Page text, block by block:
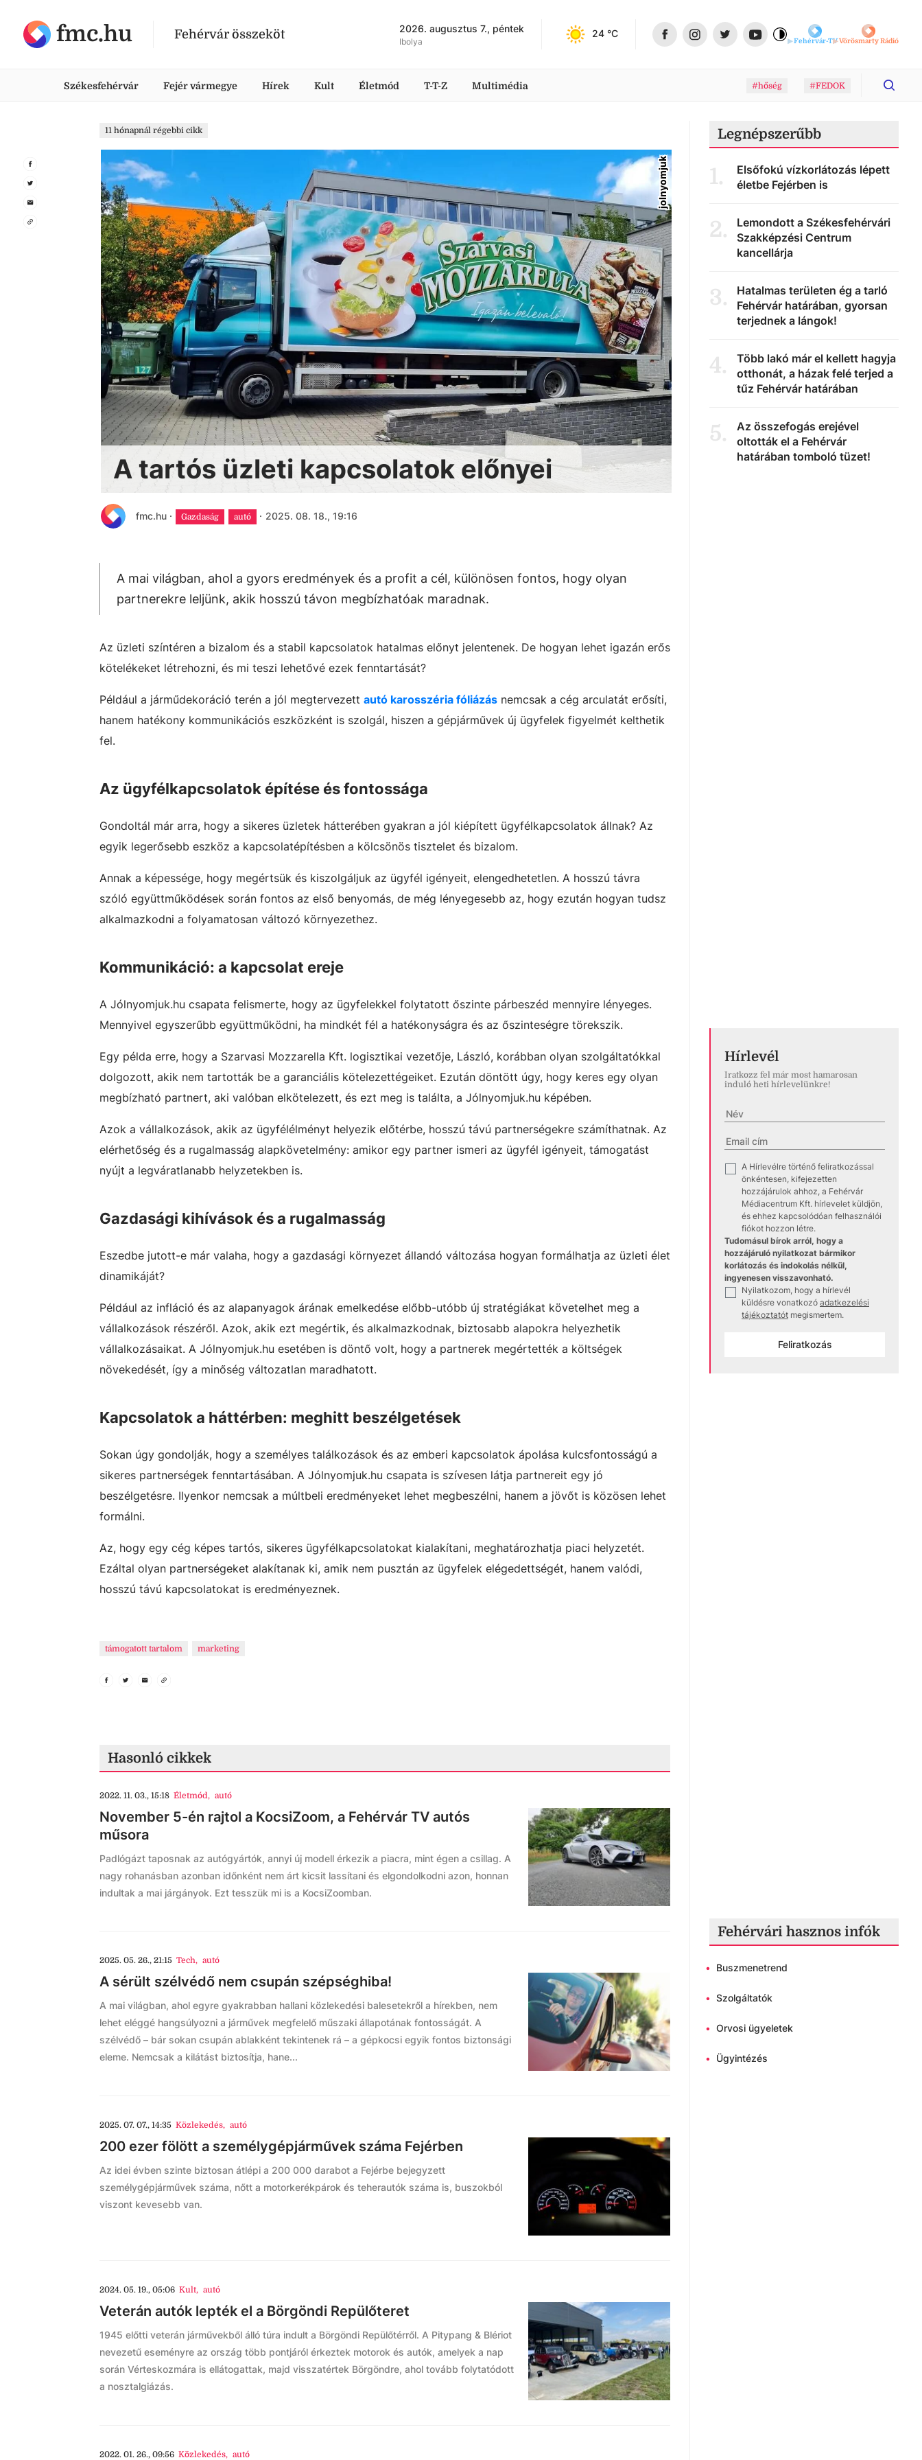
fmc.hu Fehérvár összeköt 2026. augusztus 7., péntek
Ibolya
24 °C
Fehérvár-TVVörösmarty Rádió
Székesfehérvár Fejér vármegye Hírek Kult Életmód T-T-Z Multimédia #hőség #FEDOK
11 hónapnál régebbi cikk
jolnyomjuk
A tartós üzleti kapcsolatok előnyei
fmc.hu · Gazdaság autó · 2025. 08. 18., 19:16
A mai világban, ahol a gyors eredmények és a profit a cél, különösen fontos, hogy olyan
partnerekre leljünk, akik hosszú távon megbízhatóak maradnak.
Az üzleti színtéren a bizalom és a stabil kapcsolatok hatalmas előnyt jelentenek. De hogyan lehet igazán erős
kötelékeket létrehozni, és mi teszi lehetővé ezek fenntartását?
Például a járműdekoráció terén a jól megtervezett autó karosszéria fóliázás nemcsak a cég arculatát erősíti,
hanem hatékony kommunikációs eszközként is szolgál, hiszen a gépjárművek új ügyfelek figyelmét kelthetik
fel.
Az ügyfélkapcsolatok építése és fontossága
Gondoltál már arra, hogy a sikeres üzletek hátterében gyakran a jól kiépített ügyfélkapcsolatok állnak? Az
egyik legerősebb eszköz a kapcsolatépítésben a kölcsönös tisztelet és bizalom.
Annak a képessége, hogy megértsük és kiszolgáljuk az ügyfél igényeit, elengedhetetlen. A hosszú távra
szóló együttműködések során fontos az első benyomás, de még lényegesebb az, hogy ezután hogyan tudsz
alkalmazkodni a folyamatosan változó környezethez.
Kommunikáció: a kapcsolat ereje
A Jólnyomjuk.hu csapata felismerte, hogy az ügyfelekkel folytatott őszinte párbeszéd mennyire lényeges.
Mennyivel egyszerűbb együttműködni, ha mindkét fél a hatékonyságra és az őszinteségre törekszik.
Egy példa erre, hogy a Szarvasi Mozzarella Kft. logisztikai vezetője, László, korábban olyan szolgáltatókkal
dolgozott, akik nem tartották be a garanciális kötelezettégeiket. Ezután döntött úgy, hogy keres egy olyan
megbízható partnert, aki valóban elkötelezett, és ezt meg is találta, a Jólnyomjuk.hu képében.
Azok a vállalkozások, akik az ügyfélélményt helyezik előtérbe, hosszú távú partnerségekre számíthatnak. Az
elérhetőség és a rugalmasság alapkövetelmény: amikor egy partner ismeri az ügyfél igényeit, támogatást
nyújt a legváratlanabb helyzetekben is.
Gazdasági kihívások és a rugalmasság
Eszedbe jutott-e már valaha, hogy a gazdasági környezet állandó változása hogyan formálhatja az üzleti élet
dinamikáját?
Például az infláció és az alapanyagok árának emelkedése előbb-utóbb új stratégiákat követelhet meg a
vállalkozások részéről. Azok, akik ezt megértik, és alkalmazkodnak, biztosabb alapokra helyezhetik
vállalkozásaikat. A Jólnyomjuk.hu esetében is döntő volt, hogy a partnerek megértették a költségek
növekedését, így a minőség változatlan maradhatott.
Kapcsolatok a háttérben: meghitt beszélgetések
Sokan úgy gondolják, hogy a személyes találkozások és az emberi kapcsolatok ápolása kulcsfontosságú a
sikeres partnerségek fenntartásában. A Jólnyomjuk.hu csapata is szívesen látja partnereit egy jó
beszélgetésre. Ilyenkor nemcsak a múltbeli eredményeket lehet megbeszélni, hanem a jövőt is közösen lehet
formálni.
Az, hogy egy cég képes tartós, sikeres ügyfélkapcsolatokat kialakítani, meghatározhatja piaci helyzetét.
Ezáltal olyan partnerségeket alakítanak ki, amik nem pusztán az ügyfelek elégedettségét, hanem valódi,
hosszú távú kapcsolatokat is eredményeznek.
támogatott tartalom marketing
Hasonló cikkek
2022. 11. 03., 15:18 Életmód, autó
November 5-én rajtol a KocsiZoom, a Fehérvár TV autós
műsora
Padlógázt taposnak az autógyártók, annyi új modell érkezik a piacra, mint égen a csillag. A
nagy rohanásban azonban időnként nem árt kicsit lassítani és elgondolkodni azon, honnan
indultak a mai járgányok. Ezt tesszük mi is a KocsiZoomban.
2025. 05. 26., 21:15 Tech, autó
A sérült szélvédő nem csupán szépséghiba!
A mai világban, ahol egyre gyakrabban hallani közlekedési balesetekről a hírekben, nem
lehet eléggé hangsúlyozni a járművek megfelelő műszaki állapotának fontosságát. A
szélvédő – bár sokan csupán ablakként tekintenek rá – a gépkocsi egyik fontos biztonsági
eleme. Nemcsak a kilátást biztosítja, hane...
2025. 07. 07., 14:35 Közlekedés, autó
200 ezer fölött a személygépjárművek száma Fejérben
Az idei évben szinte biztosan átlépi a 200 000 darabot a Fejérbe bejegyzett
személygépjárművek száma, nőtt a motorkerékpárok és teherautók száma is, buszokból
viszont kevesebb van.
2024. 05. 19., 05:06 Kult, autó
Veterán autók lepték el a Börgöndi Repülőteret
1945 előtti veterán járművekből álló túra indult a Börgöndi Repülőtérről. A Pitypang & Blériot
nevezetű eseményre az ország több pontjáról érkeztek motorok és autók, amelyek a nap
során Vérteskozmára is ellátogattak, majd visszatértek Börgöndre, ahol tovább folytatódott
a nosztalgiázás.
2022. 01. 26., 09:56 Közlekedés, autó
Legnépszerűbb
1.
Elsőfokú vízkorlátozás lépett
életbe Fejérben is
2.
Lemondott a Székesfehérvári
Szakképzési Centrum
kancellárja
3.
Hatalmas területen ég a tarló
Fehérvár határában, gyorsan
terjednek a lángok!
4.
Több lakó már el kellett hagyja
otthonát, a házak felé terjed a
tűz Fehérvár határában
5.
Az összefogás erejével
oltották el a Fehérvár
határában tomboló tüzet!
Hírlevél
Iratkozz fel már most hamarosan
induló heti hírlevelünkre!
A Hírlevélre történő feliratkozással
önkéntesen, kifejezetten
hozzájárulok ahhoz, a Fehérvár
Médiacentrum Kft. hírlevelet küldjön,
és ehhez kapcsolódóan felhasználói
fiókot hozzon létre.
Tudomásul bírok arról, hogy a
hozzájáruló nyilatkozat bármikor
korlátozás és indokolás nélkül,
ingyenesen visszavonható.
Nyilatkozom, hogy a hírlevél
küldésre vonatkozó adatkezelési
tájékoztatót megismertem.
Feliratkozás
Fehérvári hasznos infók
• Buszmenetrend
• Szolgáltatók
• Orvosi ügyeletek
• Ügyintézés